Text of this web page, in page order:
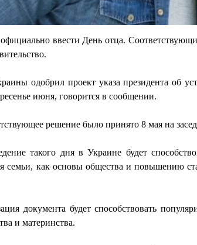
ввести День отца.
одобрил проект указа президента об
июня, говорится в сообщении.
решение было принято 8 мая на
такого дня в Украине будет
семьи, как основы общества и повышению
документа будет способствовать
и материнства.